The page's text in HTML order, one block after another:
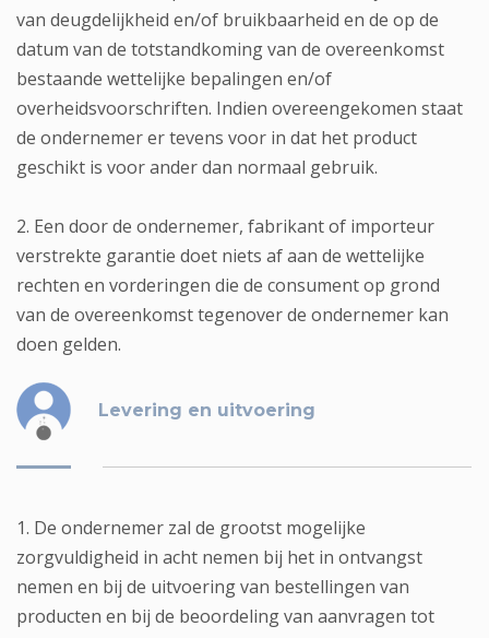
van deugdelijkheid en/of bruikbaarheid en de op de
datum van de totstandkoming van de overeenkomst
bestaande wettelijke bepalingen en/of
overheidsvoorschriften. Indien overeengekomen staat
de ondernemer er tevens voor in dat het product
geschikt is voor ander dan normaal gebruik.
2. Een door de ondernemer, fabrikant of importeur
verstrekte garantie doet niets af aan de wettelijke
rechten en vorderingen die de consument op grond
van de overeenkomst tegenover de ondernemer kan
doen gelden.
Levering en uitvoering
1. De ondernemer zal de grootst mogelijke
zorgvuldigheid in acht nemen bij het in ontvangst
nemen en bij de uitvoering van bestellingen van
producten en bij de beoordeling van aanvragen tot